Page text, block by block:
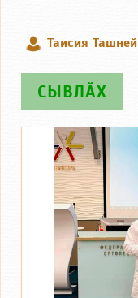
Таисия Ташней
СЫВЛӐХ